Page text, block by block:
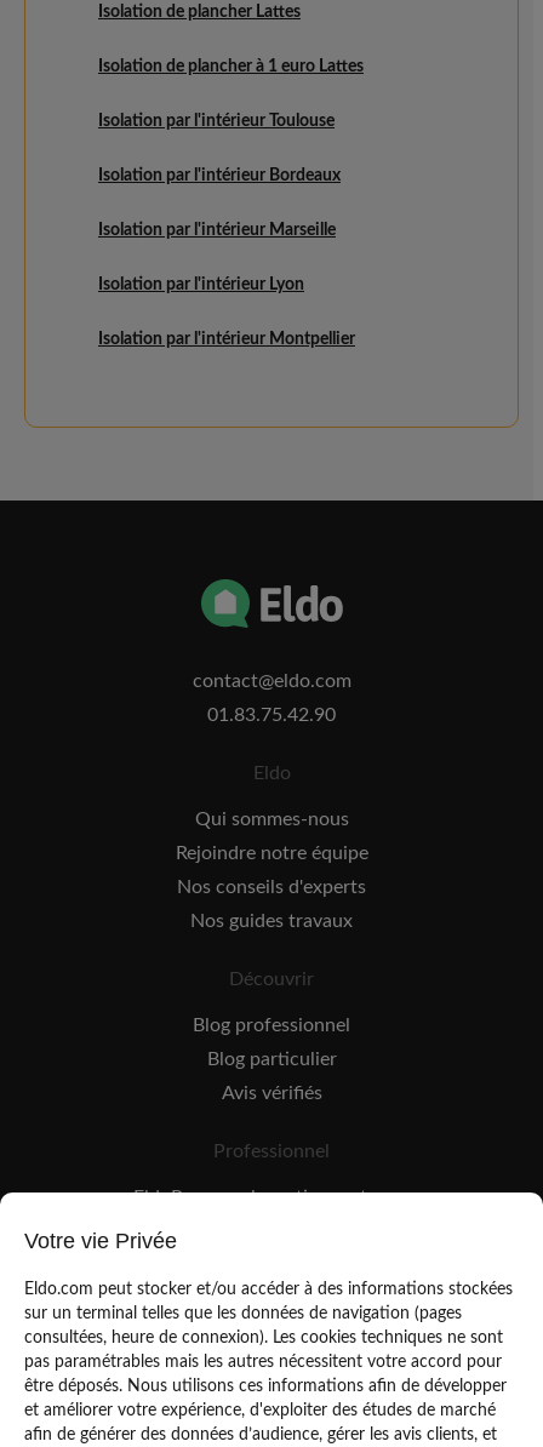
Isolation de plancher Lattes
Isolation de plancher à 1 euro Lattes
Isolation par l'intérieur Toulouse
Isolation par l'intérieur Bordeaux
Isolation par l'intérieur Marseille
Isolation par l'intérieur Lyon
Isolation par l'intérieur Montpellier
contact@eldo.com
01.83.75.42.90
Eldo
Qui sommes-nous
Rejoindre notre équipe
Nos conseils d'experts
Nos guides travaux
Découvrir
Blog professionnel
Blog particulier
Avis vérifiés
Professionnel
EldoPro pour les artisans et pros
EldoNetwork pour les réseaux, marques et industriels
Votre vie Privée
Eldo.com peut stocker et/ou accéder à des informations stockées
sur un terminal telles que les données de navigation (pages
consultées, heure de connexion). Les cookies techniques ne sont
pas paramétrables mais les autres nécessitent votre accord pour
être déposés. Nous utilisons ces informations afin de développer
et améliorer votre expérience, d'exploiter des études de marché
afin de générer des données d’audience, gérer les avis clients, et